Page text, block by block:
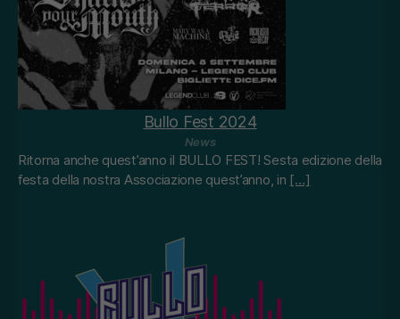
Bullo Fest 2024
News
Ritorna anche quest’anno il BULLO FEST! Sesta edizione della
festa della nostra Associazione quest’anno, in […]